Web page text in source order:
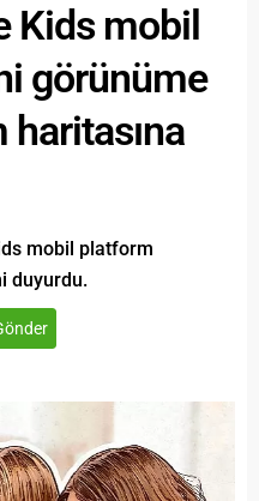
Kids mobil
görünüme
mobil platform
duyurdu.